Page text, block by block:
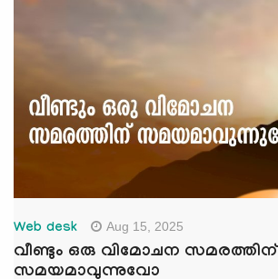
Web desk Aug 15, 2025
വീണ്ടും ഒരു വിമോചന സമരത്തിന്
സമയമാവുന്നുവോ